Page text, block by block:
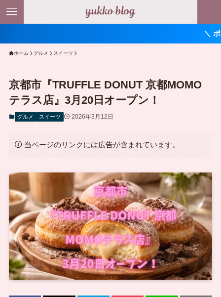
＼ ポイント最大
ホーム グルメ スイーツ
京都市『TRUFFLE DONUT 京都MOMO
テラス店』3月20日オープン！
グルメ スイーツ 2026年3月12日
当ページのリンクには広告が含まれています。